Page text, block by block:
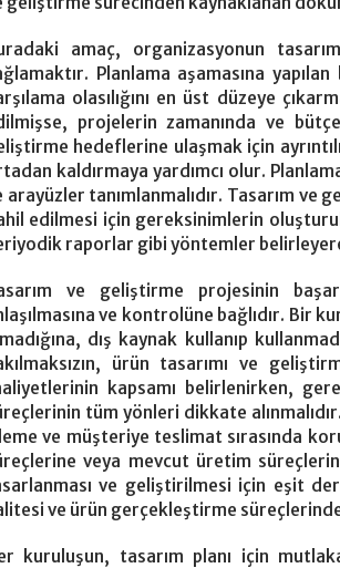
amaç, organizasyonun
Planlama aşamasına
olasılığını en üst düzeye
projelerin zamanında ve
hedeflerine ulaşmak için
kaldırmaya yardımcı olur.
arayüzler tanımlanmalıdır. Tasarım
edilmesi için gereksinimlerin
raporlar gibi yöntemler
ve geliştirme projesinin
ve kontrolüne bağlıdır. Bir
dış kaynak kullanıp
ürün tasarımı ve
kapsamı belirlenirken,
tüm yönleri dikkate
ve müşteriye teslimat sırasında
veya mevcut üretim
ve geliştirilmesi için eşit
ve ürün gerçekleştirme
kuruluşun, tasarım planı için